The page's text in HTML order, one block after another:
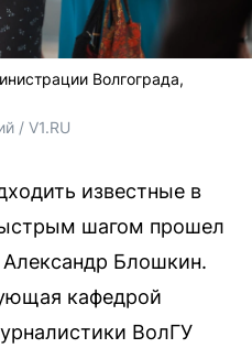
Волгограда,
/ V1.RU
известные в
шагом прошел
Блошкин.
кафедрой
ВолГУ